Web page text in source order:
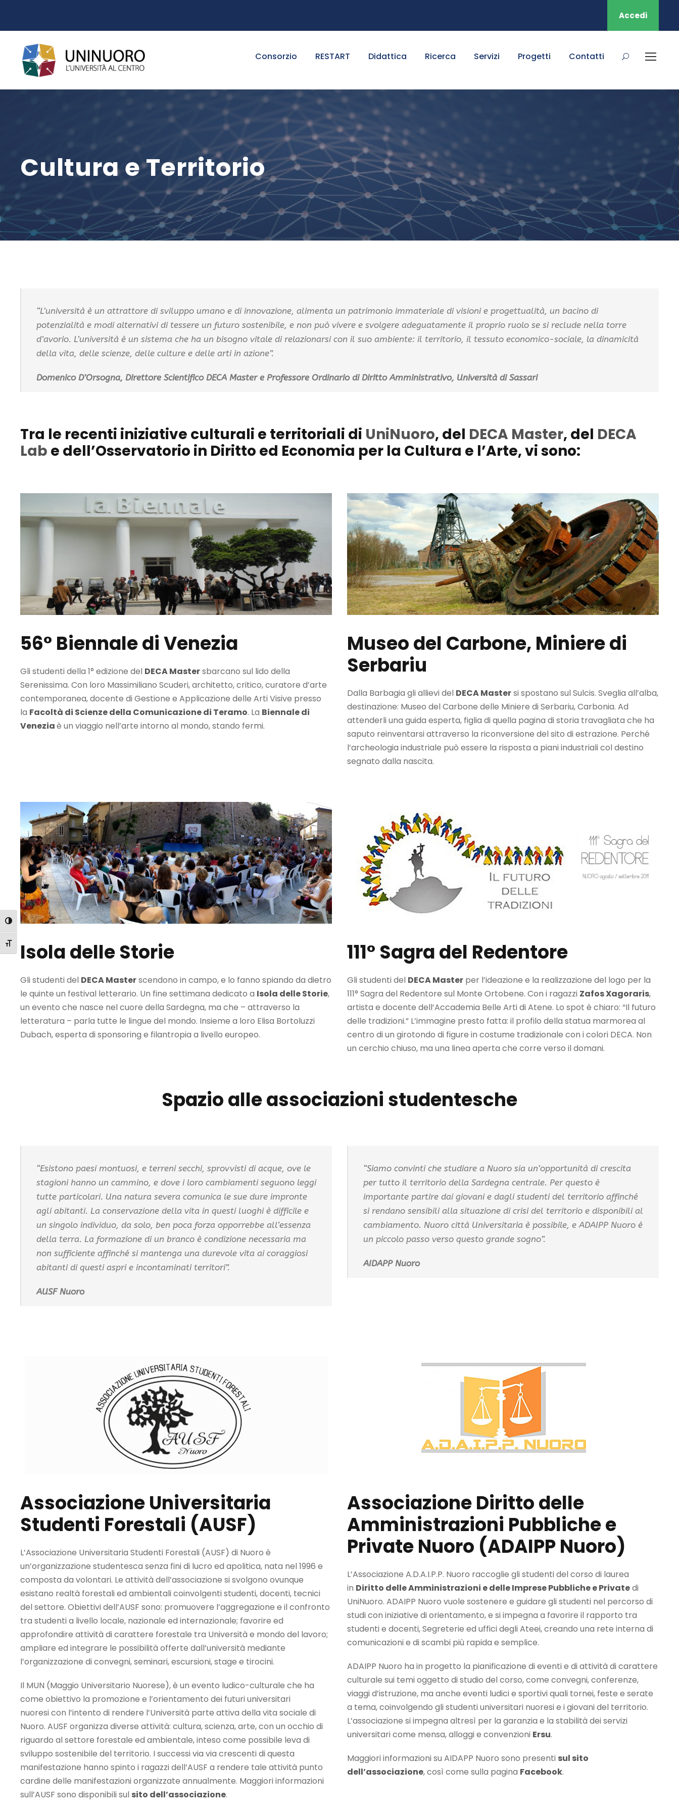
Attiva/disattiva alto contrasto
Attiva/disattiva dimensione testo
Accedi
Consorzio RESTART Didattica Ricerca Servizi Progetti Contatti
Cultura e Territorio
“L’università è un attrattore di sviluppo umano e di innovazione, alimenta un patrimonio immateriale di visioni e progettualità, un bacino di
potenzialità e modi alternativi di tessere un futuro sostenibile, e non può vivere e svolgere adeguatamente il proprio ruolo se si reclude nella torre
d’avorio. L’università è un sistema che ha un bisogno vitale di relazionarsi con il suo ambiente: il territorio, il tessuto economico-sociale, la dinamicità
della vita, delle scienze, delle culture e delle arti in azione”.
Domenico D’Orsogna, Direttore Scientifico DECA Master e Professore Ordinario di Diritto Amministrativo, Università di Sassari
Tra le recenti iniziative culturali e territoriali di UniNuoro, del DECA Master, del DECA
Lab e dell’Osservatorio in Diritto ed Economia per la Cultura e l’Arte, vi sono:
56° Biennale di Venezia
Gli studenti della 1° edizione del DECA Mastersbarcano sul lido della
Serenissima. Con loro Massimiliano Scuderi, architetto, critico, curatore d’arte
contemporanea, docente di Gestione e Applicazione delle Arti Visive presso
la Facoltà di Scienze della Comunicazione di Teramo. La Biennale di
Veneziaè un viaggio nell’arte intorno al mondo, stando fermi.
Museo del Carbone, Miniere di
Serbariu
Dalla Barbagia gli allievi del DECA Mastersi spostano sul Sulcis. Sveglia all’alba,
destinazione: Museo del Carbone delle Miniere di Serbariu, Carbonia. Ad
attenderli una guida esperta, figlia di quella pagina di storia travagliata che ha
saputo reinventarsi attraverso la riconversione del sito di estrazione. Perché
l’archeologia industriale può essere la risposta a piani industriali col destino
segnato dalla nascita.
Isola delle Storie
Gli studenti del DECA Masterscendono in campo, e lo fanno spiando da dietro
le quinte un festival letterario. Un fine settimana dedicato a Isola delle Storie,
un evento che nasce nel cuore della Sardegna, ma che – attraverso la
letteratura – parla tutte le lingue del mondo. Insieme a loro Elisa Bortoluzzi
Dubach, esperta di sponsoring e filantropia a livello europeo.
111° Sagra del Redentore
Gli studenti del DECA Master per l’ideazione e la realizzazione del logo per la
111° Sagra del Redentore sul Monte Ortobene. Con i ragazzi Zafos Xagoraris,
artista e docente dell’Accademia Belle Arti di Atene. Lo spot è chiaro: “Il futuro
delle tradizioni.” L’immagine presto fatta: il profilo della statua marmorea al
centro di un girotondo di figure in costume tradizionale con i colori DECA. Non
un cerchio chiuso, ma una linea aperta che corre verso il domani.
Spazio alle associazioni studentesche
“Esistono paesi montuosi, e terreni secchi, sprovvisti di acque, ove le
stagioni hanno un cammino, e dove i loro cambiamenti seguono leggi
tutte particolari. Una natura severa comunica le sue dure impronte
agli abitanti. La conservazione della vita in questi luoghi è difficile e
un singolo individuo, da solo, ben poca forza opporrebbe all’essenza
della terra. La formazione di un branco è condizione necessaria ma
non sufficiente affinché si mantenga una durevole vita ai coraggiosi
abitanti di questi aspri e incontaminati territori”.
AUSF Nuoro
“Siamo convinti che studiare a Nuoro sia un’opportunità di crescita
per tutto il territorio della Sardegna centrale. Per questo è
importante partire dai giovani e dagli studenti del territorio affinché
si rendano sensibili alla situazione di crisi del territorio e disponibili al
cambiamento. Nuoro città Universitaria è possibile, e ADAIPP Nuoro è
un piccolo passo verso questo grande sogno”.
AIDAPP Nuoro
Associazione Universitaria
Studenti Forestali (AUSF)
L’Associazione Universitaria Studenti Forestali (AUSF) di Nuoro è
un’organizzazione studentesca senza fini di lucro ed apolitica, nata nel 1996 e
composta da volontari. Le attività dell’associazione si svolgono ovunque
esistano realtà forestali ed ambientali coinvolgenti studenti, docenti, tecnici
del settore. Obiettivi dell’AUSF sono: promuovere l’aggregazione e il confronto
tra studenti a livello locale, nazionale ed internazionale; favorire ed
approfondire attività di carattere forestale tra Università e mondo del lavoro;
ampliare ed integrare le possibilità offerte dall’università mediante
l’organizzazione di convegni, seminari, escursioni, stage e tirocini.
Il MUN (Maggio Universitario Nuorese), è un evento ludico-culturale che ha
come obiettivo la promozione e l’orientamento dei futuri universitari
nuoresi con l’intento di rendere l’Università parte attiva della vita sociale di
Nuoro. AUSF organizza diverse attività: cultura, scienza, arte, con un occhio di
riguardo al settore forestale ed ambientale, inteso come possibile leva di
sviluppo sostenibile del territorio. I successi via via crescenti di questa
manifestazione hanno spinto i ragazzi dell’AUSF a rendere tale attività punto
cardine delle manifestazioni organizzate annualmente. Maggiori informazioni
sull’AUSF sono disponibili sul sito dell’associazione.
Associazione Diritto delle
Amministrazioni Pubbliche e
Private Nuoro (ADAIPP Nuoro)
L’Associazione A.D.A.I.P.P. Nuoro raccoglie gli studenti del corso di laurea
in Diritto delle Amministrazioni e delle Imprese Pubbliche e Privatedi
UniNuoro. ADAIPP Nuoro vuole sostenere e guidare gli studenti nel percorso di
studi con iniziative di orientamento, e si impegna a favorire il rapporto tra
studenti e docenti, Segreterie ed uffici degli Ateei, creando una rete interna di
comunicazioni e di scambi più rapida e semplice.
ADAIPP Nuoro ha in progetto la pianificazione di eventi e di attività di carattere
culturale sui temi oggetto di studio del corso, come convegni, conferenze,
viaggi d’istruzione, ma anche eventi ludici e sportivi quali tornei, feste e serate
a tema, coinvolgendo gli studenti universitari nuoresi e i giovani del territorio.
L’associazione si impegna altresì per la garanzia e la stabilità dei servizi
universitari come mensa, alloggi e convenzioni Ersu.
Maggiori informazioni su AIDAPP Nuoro sono presenti sul sito
dell’associazione, così come sulla pagina Facebook.